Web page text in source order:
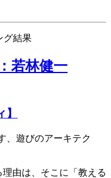
グ結果
若林健一
、遊びのアーキテク
由は、そこに「教える